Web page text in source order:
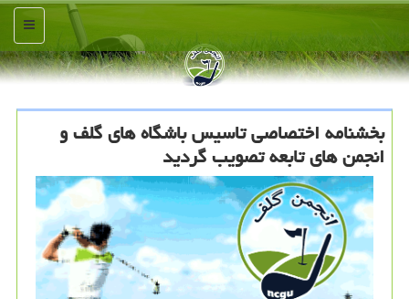
منو
بخشنامه اختصاصی تاسیس باشگاه های گلف و
انجمن های تابعه تصویب گردید